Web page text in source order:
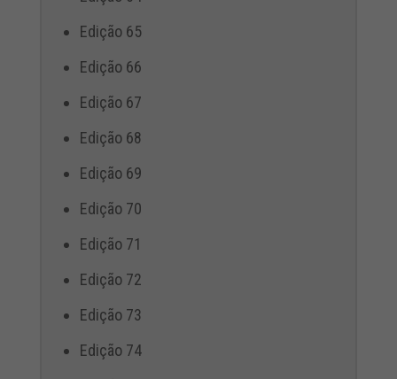
Edição 65
Edição 66
Edição 67
Edição 68
Edição 69
Edição 70
Edição 71
Edição 72
Edição 73
Edição 74